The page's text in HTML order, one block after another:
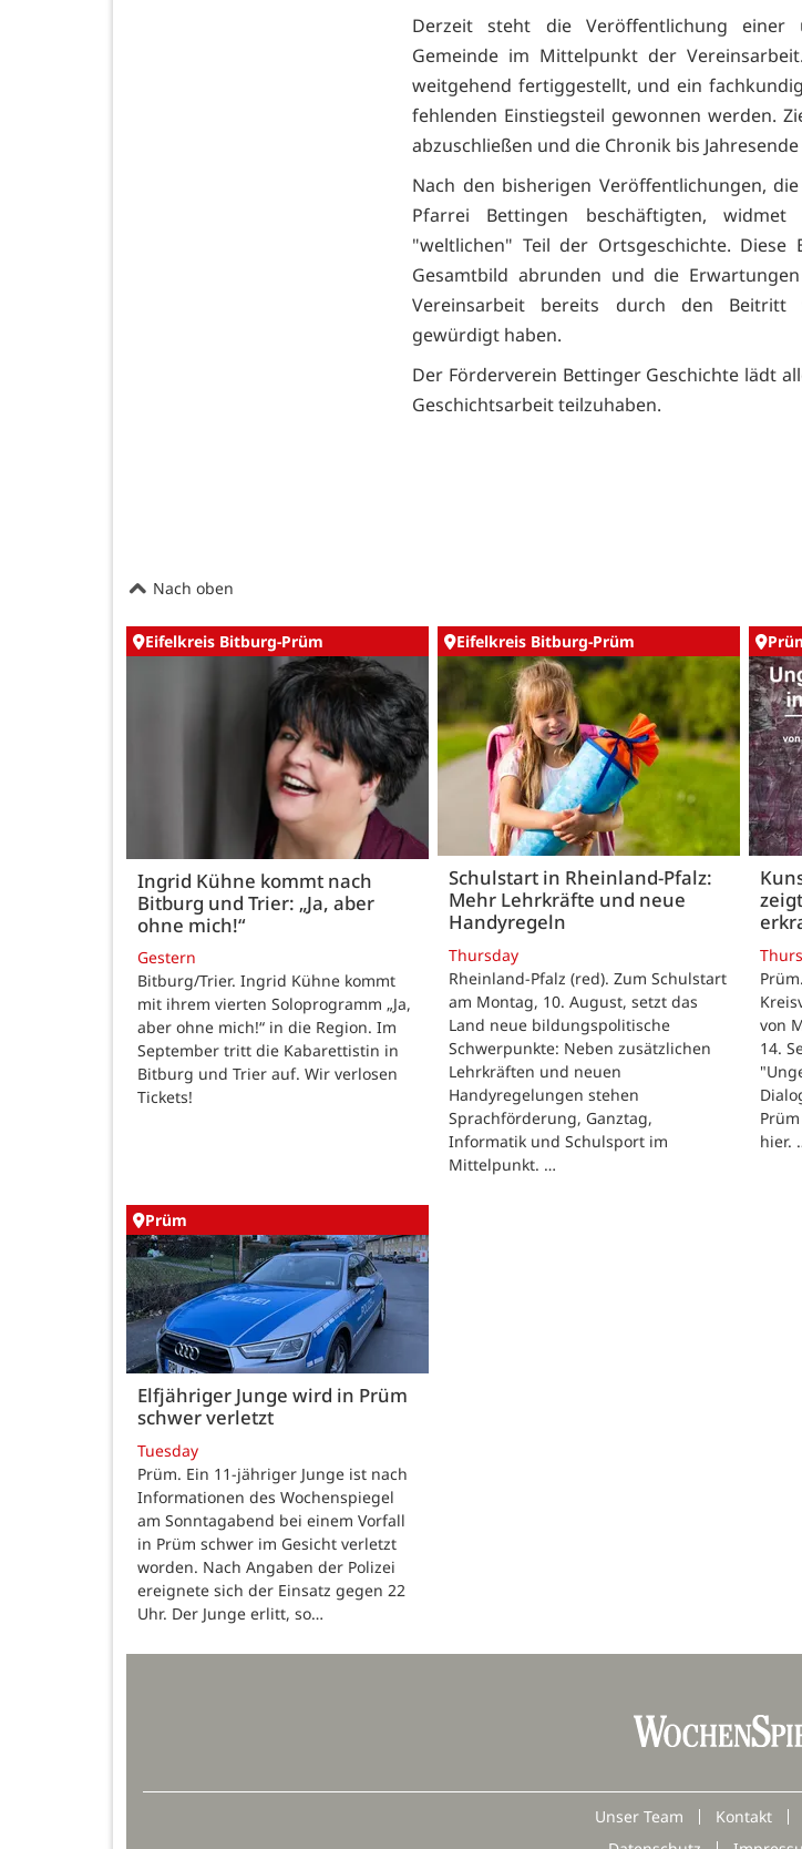
Derzeit steht die Veröffentlichung einer
Gemeinde im Mittelpunkt der
weitgehend fertiggestellt, und ein
fehlenden Einstiegsteil gewonnen werden.
abzuschließen und die Chronik bis
Nach den bisherigen Veröffentlichungen,
Pfarrei Bettingen beschäftigten,
"weltlichen" Teil der Ortsgeschichte.
Gesamtbild abrunden und die
Vereinsarbeit bereits durch den
gewürdigt haben.
Der Förderverein Bettinger Geschichte lädt
Geschichtsarbeit teilzuhaben.
Nach oben
Eifelkreis Bitburg-Prüm
Ingrid Kühne kommt nach
Bitburg und Trier: „Ja, aber
ohne mich!“
Gestern
Bitburg/Trier. Ingrid Kühne kommt
mit ihrem vierten Soloprogramm „Ja,
aber ohne mich!“ in die Region. Im
September tritt die Kabarettistin in
Bitburg und Trier auf. Wir verlosen
Tickets!
Eifelkreis Bitburg-Prüm
Schulstart in Rheinland-Pfalz:
Mehr Lehrkräfte und neue
Handyregeln
Thursday
Rheinland-Pfalz (red). Zum Schulstart
am Montag, 10. August, setzt das
Land neue bildungspolitische
Schwerpunkte: Neben zusätzlichen
Lehrkräften und neuen
Handyregelungen stehen
Sprachförderung, Ganztag,
Informatik und Schulsport im
Mittelpunkt. …
von
14.
hier.
Prüm
Elfjähriger Junge wird in Prüm
schwer verletzt
Tuesday
Prüm. Ein 11-jähriger Junge ist nach
Informationen des Wochenspiegel
am Sonntagabend bei einem Vorfall
in Prüm schwer im Gesicht verletzt
worden. Nach Angaben der Polizei
ereignete sich der Einsatz gegen 22
Uhr. Der Junge erlitt, so…
Unser Team Kontakt